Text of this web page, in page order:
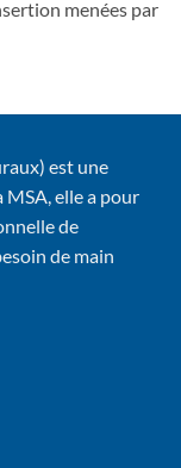
menées par
est une
elle a pour
de
de main